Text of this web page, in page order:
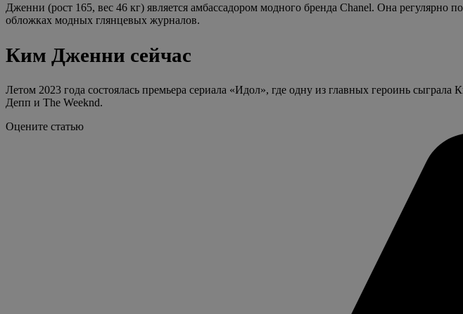
Дженни (рост 165, вес 46 кг) является амбассадором модного бренда Chanel. Она
обложках модных глянцевых журналов.
Ким Дженни сейчас
Летом 2023 года состоялась премьера сериала «Идол», где одну из главных героинь
Депп и The Weeknd.
Оцените статью